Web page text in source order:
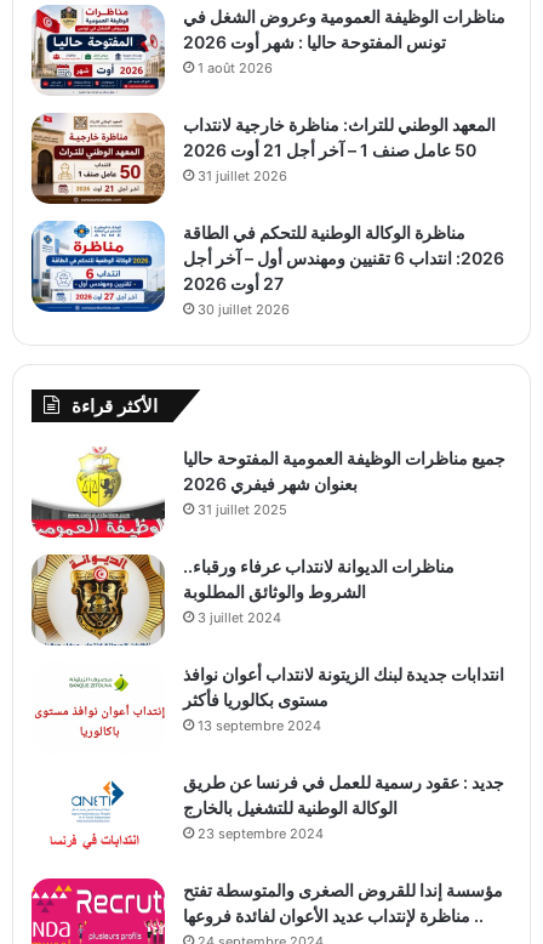
مناظرات الوظيفة العمومية وعروض الشغل في
تونس المفتوحة حاليا : شهر أوت 2026
1 août 2026
المعهد الوطني للتراث: مناظرة خارجية لانتداب
50 عامل صنف 1 – آخر أجل 21 أوت 2026
31 juillet 2026
مناظرة الوكالة الوطنية للتحكم في الطاقة
2026: انتداب 6 تقنيين ومهندس أول – آخر أجل
27 أوت 2026
30 juillet 2026
الأكثر قراءة
جميع مناظرات الوظيفة العمومية المفتوحة حاليا
بعنوان شهر فيفري 2026
31 juillet 2025
مناظرات الديوانة لانتداب عرفاء ورقباء..
الشروط والوثائق المطلوبة
3 juillet 2024
انتدابات جديدة لبنك الزيتونة لانتداب أعوان نوافذ
مستوى بكالوريا فأكثر
13 septembre 2024
جديد : عقود رسمية للعمل في فرنسا عن طريق
الوكالة الوطنية للتشغيل بالخارج
23 septembre 2024
مؤسسة إندا للقروض الصغرى والمتوسطة تفتح
مناظرة لإنتداب عديد الأعوان لفائدة فروعها ..